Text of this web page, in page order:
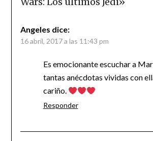
Angeles dice:
16 abril, 2017 a las 11:43 pm
Es emocionante escuchar a
tantas anécdotas vividas con
cariño.
Responder